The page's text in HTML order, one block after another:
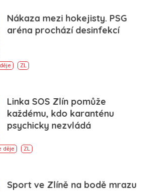
Nákaza mezi hokejisty. PSG
aréna prochází desinfekcí
ZL
Linka SOS Zlín pomůže
každému, kdo karanténu
psychicky nezvládá
děje ZL
Sport ve Zlíně na bodě mrazu